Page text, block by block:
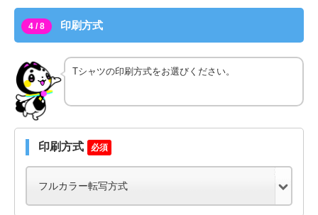
4 / 8 印刷方式
Tシャツの印刷方式をお選びください。
印刷方式 必須